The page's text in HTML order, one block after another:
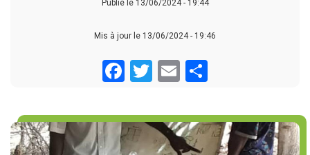
Publié le 13/06/2024 - 19:44
Mis à jour le 13/06/2024 - 19:46
Facebook
Twitter
Email